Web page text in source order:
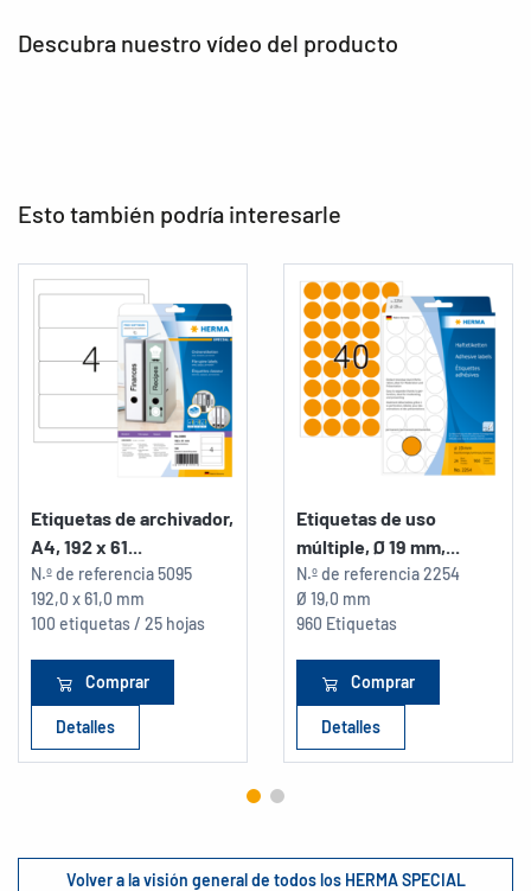
Descubra nuestro vídeo del producto
Esto también podría interesarle
Etiquetas de archivador,
A4, 192 x 61...
N.º de referencia5095
192,0 x 61,0 mm
100 etiquetas / 25 hojas
Comprar
Detalles
Etiquetas de uso
múltiple, Ø 19 mm,...
N.º de referencia2254
Ø 19,0 mm
960 Etiquetas
Comprar
Detalles
Volver a la visión general de todos los HERMA SPECIAL